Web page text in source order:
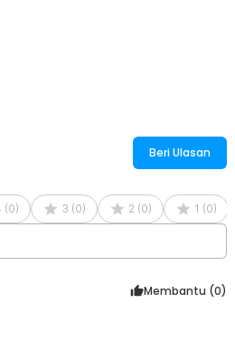
Beri Ulasan
(0) 3 (0) 2 (0) 1 (0)
Membantu (0)